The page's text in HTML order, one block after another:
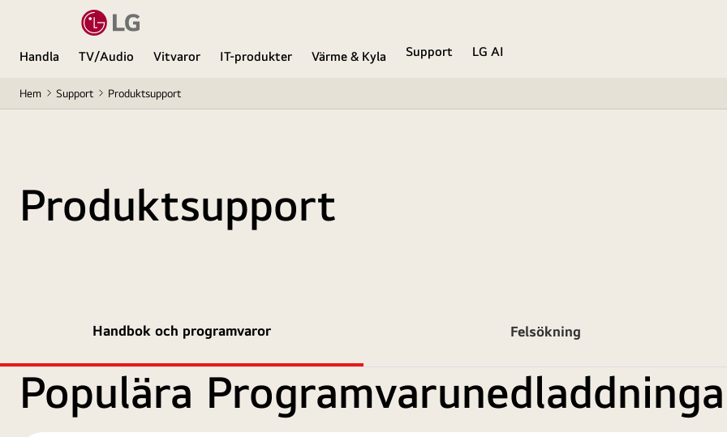
Handla TV/Audio Vitvaror IT-produkter Värme & Kyla Support LG AI
Hem Support Produktsupport
Produktsupport
Handbok och programvaror Felsökning
Populära